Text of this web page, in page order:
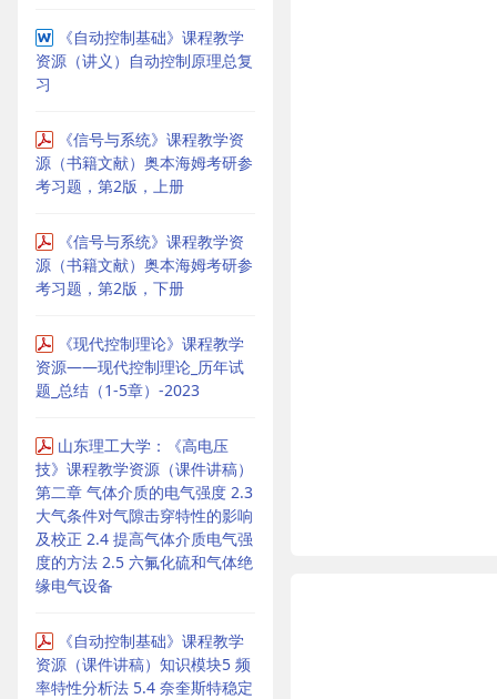
《自动控制基础》课程教学
资源（讲义）自动控制原理总复
习
《信号与系统》课程教学资
源（书籍文献）奥本海姆考研参
考习题，第2版，上册
《信号与系统》课程教学资
源（书籍文献）奥本海姆考研参
考习题，第2版，下册
《现代控制理论》课程教学
资源——现代控制理论_历年试
题_总结（1-5章）-2023
山东理工大学：《高电压
技》课程教学资源（课件讲稿）
第二章 气体介质的电气强度 2.3
大气条件对气隙击穿特性的影响
及校正 2.4 提高气体介质电气强
度的方法 2.5 六氟化硫和气体绝
缘电气设备
《自动控制基础》课程教学
资源（课件讲稿）知识模块5 频
率特性分析法 5.4 奈奎斯特稳定